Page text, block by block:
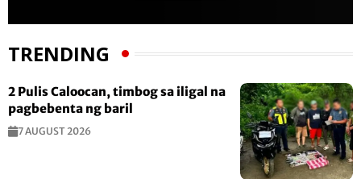
TRENDING
2 Pulis Caloocan, timbog sa iligal na
pagbebenta ng baril
7 AUGUST 2026